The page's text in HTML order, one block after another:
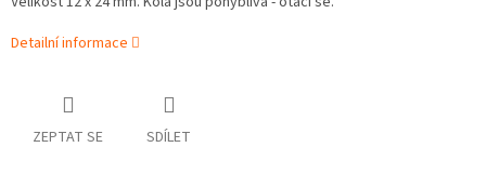
Detailní informace
ZEPTAT SE SDÍLET